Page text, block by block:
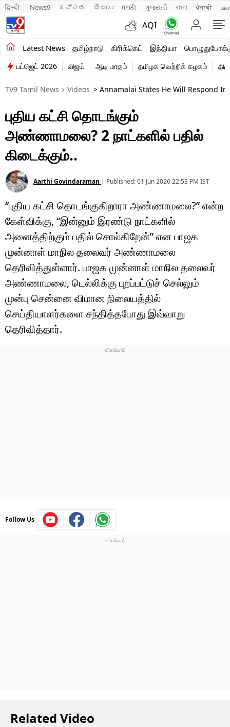
हिन्दी News9 ಕನ್ನಡ తెలుగు मराठी ગુજરાતી বাংলা ਪੰਜਾਬੀ
AQI
Latest News தமிழ்நாடு கிரிக்கெட் இந்தியா
சமீபத்திய செய்திகள்
தமிழ்நாடு
இந்தியா
உலகம்
விளையாட்டு
பொழுதுபோக்கு
லைஃப்ஸ்டைல்
வணிகம்
டெக்னாலஜி
ஆன்மீகம்
வைரல்
ஹெஃல்த்
ஷார்ட் வீடியோஸ்
பட்ஜெட் 2026 விஜய் ஆடி மாதம் தமிழக வெற்றிக் கழகம்
TV9 Tamil News Videos > Annamalai States He Will Respond
புதிய கட்சி தொடங்கும்
அண்ணாமலை? 2 நாட்களில் பதில்
கிடைக்கும்..
Aarthi Govindaraman | Published:01 Jun 2026 22:53 PM IST
“புதிய கட்சி தொடங்குகிறாரா அண்ணாமலை?” என்ற
கேள்விக்கு, “இன்னும் இரண்டு நாட்களில்
அனைத்திற்கும் பதில் சொல்கிறேன்” என பாஜக
முன்னாள் மாநில தலைவர் அண்ணாமலை
தெரிவித்துள்ளார். பாஜக முன்னாள் மாநில தலைவர்
அண்ணாமலை, டெல்லிக்கு புறப்பட்டுச் செல்லும்
முன்பு சென்னை விமான நிலையத்தில்
செய்தியாளர்களை சந்தித்தபோது இவ்வாறு
தெரிவித்தார்.
Follow Us
Related Video